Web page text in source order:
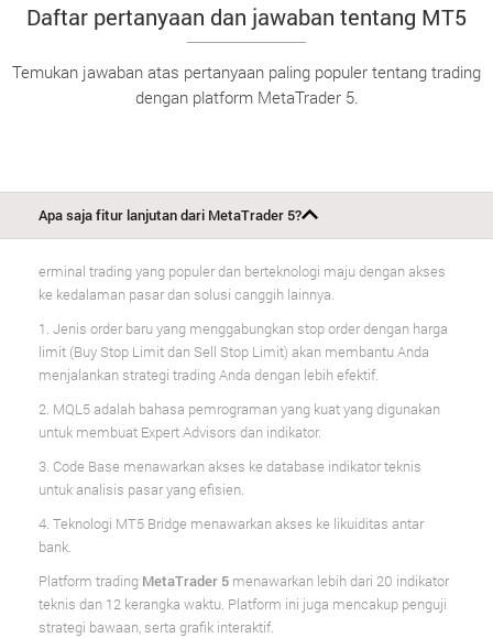
Daftar pertanyaan dan jawaban tentang MT5
Temukan jawaban atas pertanyaan paling populer tentang trading
dengan platform MetaTrader 5.
Apa saja fitur lanjutan dari MetaTrader 5?
erminal trading yang populer dan berteknologi maju dengan akses
ke kedalaman pasar dan solusi canggih lainnya.
1. Jenis order baru yang menggabungkan stop order dengan harga
limit (Buy Stop Limit dan Sell Stop Limit) akan membantu Anda
menjalankan strategi trading Anda dengan lebih efektif.
2. MQL5 adalah bahasa pemrograman yang kuat yang digunakan
untuk membuat Expert Advisors dan indikator.
3. Code Base menawarkan akses ke database indikator teknis
untuk analisis pasar yang efisien.
4. Teknologi MT5 Bridge menawarkan akses ke likuiditas antar
bank.
Platform trading MetaTrader 5 menawarkan lebih dari 20 indikator
teknis dan 12 kerangka waktu. Platform ini juga mencakup penguji
strategi bawaan, serta grafik interaktif.